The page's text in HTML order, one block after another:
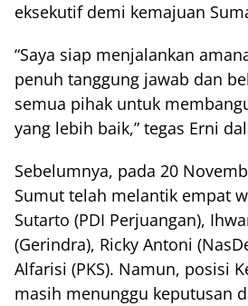
eksekutif demi kemajuan
“Saya siap menjalankan
penuh tanggung jawab dan
semua pihak untuk
yang lebih baik,” tegas Erni
Sebelumnya, pada 20
Sumut telah melantik empat
Sutarto (PDI Perjuangan),
(Gerindra), Ricky Antoni
Alfarisi (PKS). Namun, posisi
masih menunggu keputusan